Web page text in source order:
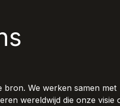
bron. We werken samen met
wereldwijd die onze visie